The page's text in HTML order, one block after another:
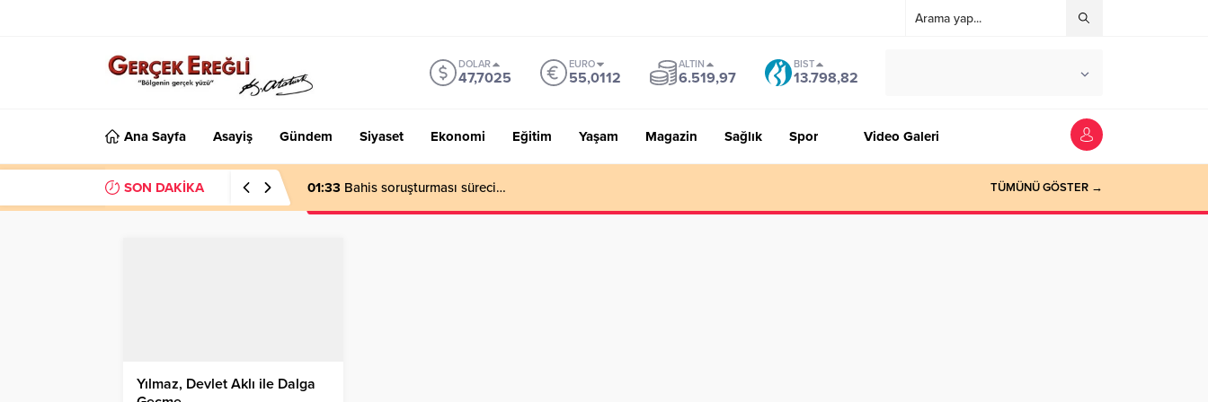
DOLAR
47,7025
EURO
55,0112
ALTIN
6.519,97
BIST
13.798,82
Ana Sayfa Asayiş Gündem Siyaset Ekonomi Eğitim Yaşam Magazin Sağlık Spor Video Galeri
SON DAKİKA 01:33 Bahis soruşturması süreci… TÜMÜNÜ GÖSTER →
Yılmaz, Devlet Aklı ile Dalga